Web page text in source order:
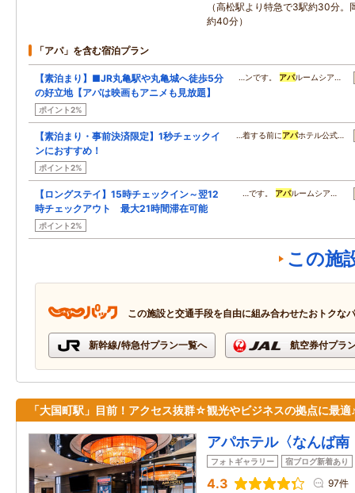
（高松駅より特急で3駅約30分。
約40分）
「アパ」を含む宿泊プラン
【素泊まり】■JR丸亀駅や丸亀城へ徒歩5分
の好立地【アパは映画もアニメも見放題】
ポイント2%
…ンです。 アパルームシア…
【素泊まり・事前決済限定】1秒チェックイ
ンにおすすめ！
ポイント2%
…着する前にアパホテル公式…
【ロングステイ】15時チェックイン～翌12
時チェックアウト 最大21時間滞在可能
ポイント2%
…です。 アパルームシア…
この施
この施設と交通手段を自由に組み合わせたおトクな
新幹線/特急付プラン一覧へ 航空券付プラ
「大国町駅」目前！アクセス抜群☆観光やビジネスの拠点に最適
アパホテル〈なんば
フォトギャラリー 宿ブログ新着あり
4.3 97件